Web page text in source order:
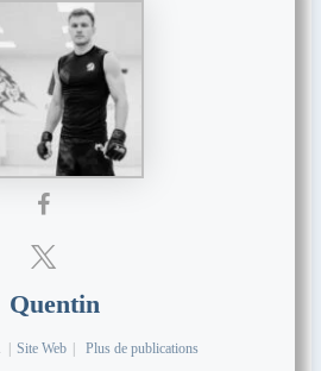
Quentin
| Site Web | Plus de publications